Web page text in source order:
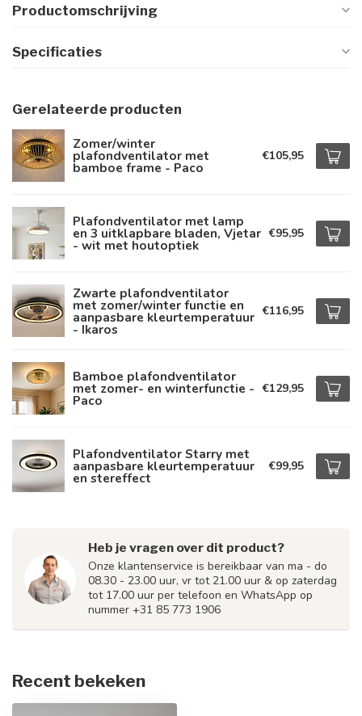
Productomschrijving
Specificaties
Gerelateerde producten
Zomer/winter
plafondventilator met
bamboe frame - Paco
€105,95
Plafondventilator met lamp
en 3 uitklapbare bladen, Vjetar
- wit met houtoptiek
€95,95
Zwarte plafondventilator
met zomer/winter functie en
aanpasbare kleurtemperatuur
- Ikaros
€116,95
Bamboe plafondventilator
met zomer- en winterfunctie -
Paco
€129,95
Plafondventilator Starry met
aanpasbare kleurtemperatuur
en stereffect
€99,95
Heb je vragen over dit product?
Onze klantenservice is bereikbaar van ma - do
08.30 - 23.00 uur, vr tot 21.00 uur & op zaterdag
tot 17.00 uur per telefoon en WhatsApp op
nummer +31 85 773 1906
Recent bekeken